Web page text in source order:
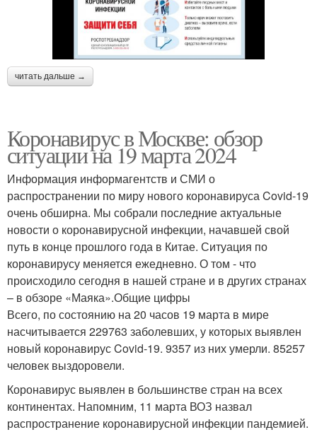
читать дальше →
Коронавирус в Москве: обзор
ситуации на 19 марта 2024
Информация информагентств и СМИ о
распространении по миру нового коронавируса Covid-19
очень обширна. Мы собрали последние актуальные
новости о коронавирусной инфекции, начавшей свой
путь в конце прошлого года в Китае. Ситуация по
коронавирусу меняется ежедневно. О том - что
происходило сегодня в нашей стране и в других странах
– в обзоре «Маяка».Общие цифры
Всего, по состоянию на 20 часов 19 марта в мире
насчитывается 229763 заболевших, у которых выявлен
новый коронавирус Covid-19. 9357 из них умерли. 85257
человек выздоровели.
Коронавирус выявлен в большинстве стран на всех
континентах. Напомним, 11 марта ВОЗ назвал
распространение коронавирусной инфекции пандемией.